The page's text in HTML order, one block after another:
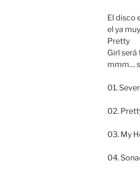
El disco
el ya
Pretty
Girl será
mmm…
01.
02.
03. My
04.